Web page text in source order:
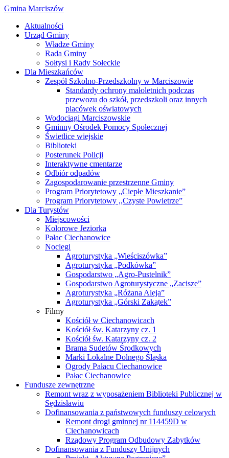
Gmina Marciszów
Aktualności
Urząd Gminy
Władze Gminy
Rada Gminy
Sołtysi i Rady Sołeckie
Dla Mieszkańców
Zespół Szkolno-Przedszkolny w Marciszowie
Standardy ochrony małoletnich podczas
przewozu do szkół, przedszkoli oraz innych
placówek oświatowych
Wodociągi Marciszowskie
Gminny Ośrodek Pomocy Społecznej
Świetlice wiejskie
Biblioteki
Posterunek Policji
Interaktywne cmentarze
Odbiór odpadów
Zagospodarowanie przestrzenne Gminy
Program Priorytetowy „Ciepłe Mieszkanie”
Program Priorytetowy ,,Czyste Powietrze”
Dla Turystów
Miejscowości
Kolorowe Jeziorka
Pałac Ciechanowice
Noclegi
Agroturystyka „Wieściszówka”
Agroturystyka „Podkówka”
Gospodarstwo „Agro-Pustelnik”
Gospodarstwo Agroturystyczne „Zacisze”
Agroturystyka „Różana Aleja”
Agroturystyka „Górski Zakątek”
Filmy
Kościół w Ciechanowicach
Kościół św. Katarzyny cz. 1
Kościół św. Katarzyny cz. 2
Brama Sudetów Środkowych
Marki Lokalne Dolnego Śląska
Ogrody Pałacu Ciechanowice
Pałac Ciechanowice
Fundusze zewnętrzne
Remont wraz z wyposażeniem Biblioteki Publicznej w
Sędzisławiu
Dofinansowania z państwowych funduszy celowych
Remont drogi gminnej nr 114459D w
Ciechanowicach
Rządowy Program Odbudowy Zabytków
Dofinansowania z Funduszy Unijnych